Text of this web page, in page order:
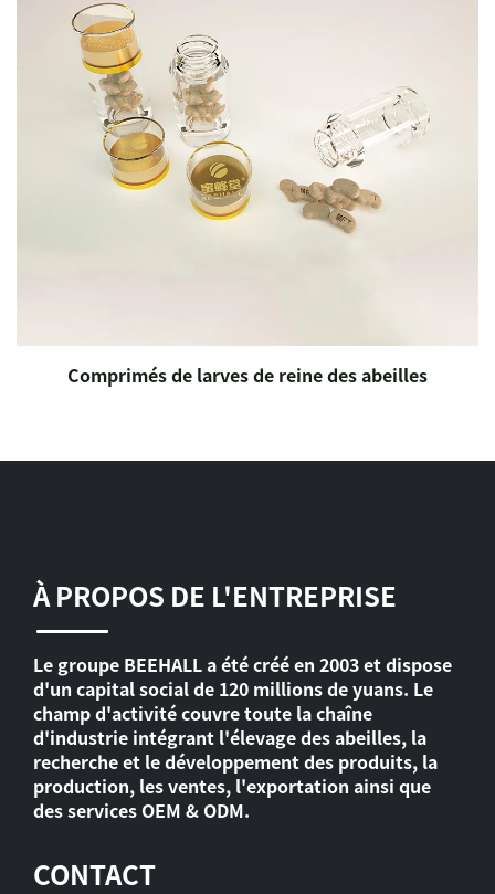
Comprimés de larves de reine des abeilles
À PROPOS DE L'ENTREPRISE
Le groupe BEEHALL a été créé en 2003 et dispose
d'un capital social de 120 millions de yuans. Le
champ d'activité couvre toute la chaîne
d'industrie intégrant l'élevage des abeilles, la
recherche et le développement des produits, la
production, les ventes, l'exportation ainsi que
des services OEM & ODM.
CONTACT